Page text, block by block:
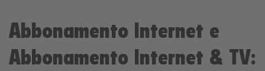
Abbonamento Internet e
Abbonamento Internet & TV: